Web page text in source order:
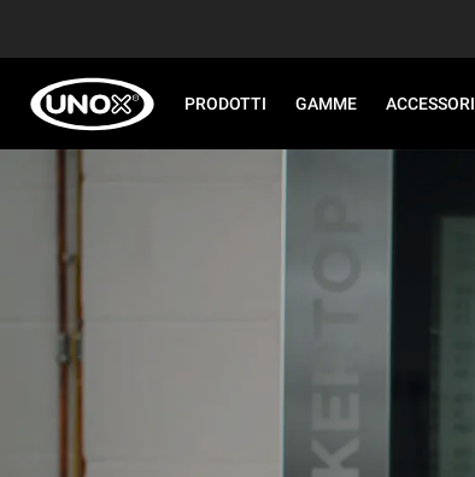
PRODOTTI GAMME ACCESSORI